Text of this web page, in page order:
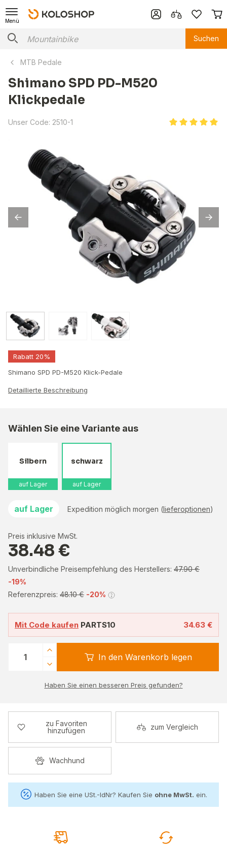
Menü
Suchen
MTB Pedale
Shimano SPD PD-M520
Klickpedale
Unser Code: 2510-1
Rabatt 20%
Shimano SPD PD-M520 Klick-Pedale
Detaillierte Beschreibung
Wählen Sie eine Variante aus
Silbern
auf Lager
schwarz
auf Lager
auf Lager Expedition möglich morgen (lieferoptionen)
Preis inklusive MwSt.
38.48 €
Unverbindliche Preisempfehlung des Herstellers: 47.90 €
-19%
Referenzpreis: 48.10 € -20%
Mit Code kaufen PARTS10 34.63 €
In den Warenkorb legen
Haben Sie einen besseren Preis gefunden?
zu Favoriten
hinzufügen
zum Vergleich
Wachhund
Haben Sie eine USt.-IdNr? Kaufen Sie ohne MwSt. ein.